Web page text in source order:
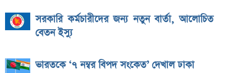
সরকারি কর্মচারীদের জন্য নতুন বার্তা, আলোচিত
বেতন ইস্যু
ভারতকে ‘৭ নম্বর বিপদ সংকেত’ দেখাল ঢাকা